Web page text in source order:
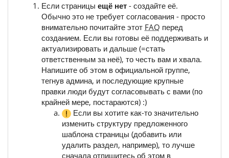
Если страницы ещё нет - создайте её.
Обычно это не требует согласования - просто
внимательно почитайте этот FAQ перед
созданием. Если вы готовы её поддерживать и
актуализировать и дальше (=стать
ответственным за неё), то честь вам и хвала.
Напишите об этом в официальной группе,
тегнув админа, и последующие крупные
правки люди будут согласовывать с вами (по
крайней мере, постараются) :)
Если вы хотите как-то значительно
изменить структуру предложенного
шаблона страницы (добавить или
удалить раздел, например), то лучше
сначала отпишитесь об этом в